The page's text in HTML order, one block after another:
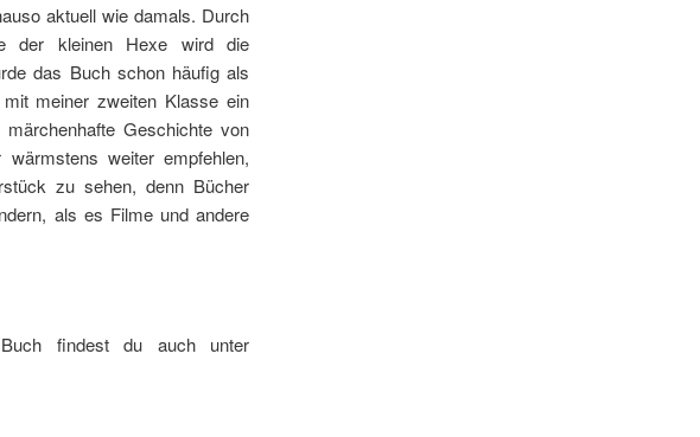
aktuell wie damals. Durch
der kleinen Hexe wird die
das Buch schon häufig als
meiner zweiten Klasse ein
Geschichte von
weiter empfehlen,
zu sehen, denn Bücher
als es Filme und andere
findest du auch unter